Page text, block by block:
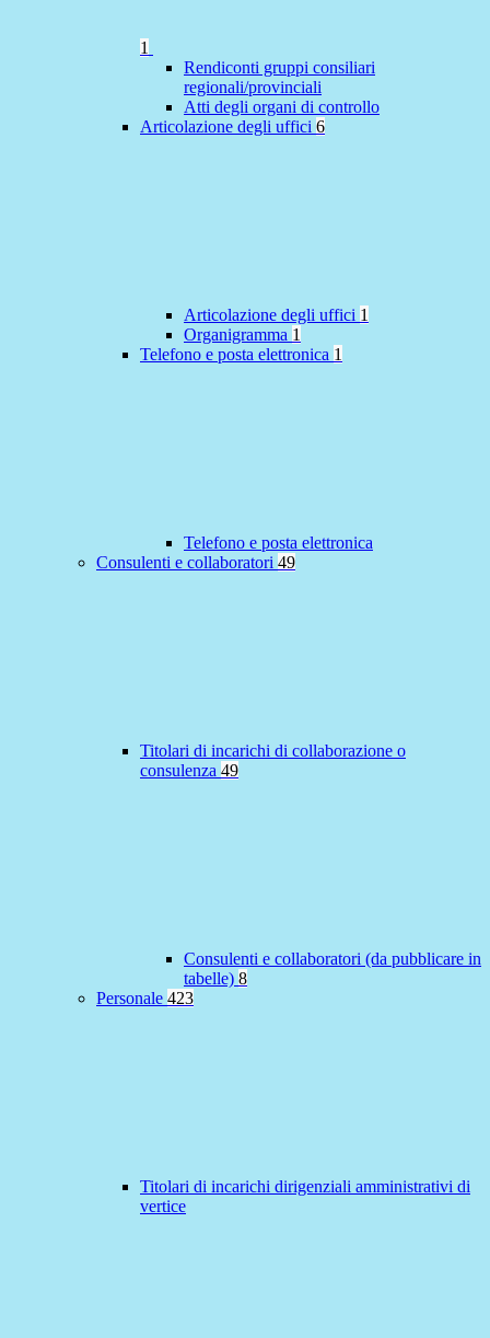
1
Rendiconti gruppi consiliari
regionali/provinciali
Atti degli organi di controllo
Articolazione degli uffici 6
Articolazione degli uffici 1
Organigramma 1
Telefono e posta elettronica 1
Telefono e posta elettronica
Consulenti e collaboratori 49
Titolari di incarichi di collaborazione o
consulenza 49
Consulenti e collaboratori (da pubblicare in
tabelle) 8
Personale 423
Titolari di incarichi dirigenziali amministrativi di
vertice